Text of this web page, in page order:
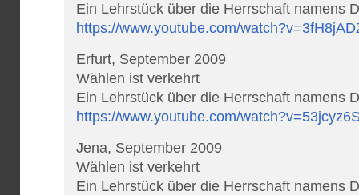
Ein Lehrstück über die Herrschaft namens
https://www.youtube.com/
Erfurt, September 2009
Wählen ist verkehrt
Ein Lehrstück über die Herrschaft namens
https://www.youtube.com/
Jena, September 2009
Wählen ist verkehrt
Ein Lehrstück über die Herrschaft namens